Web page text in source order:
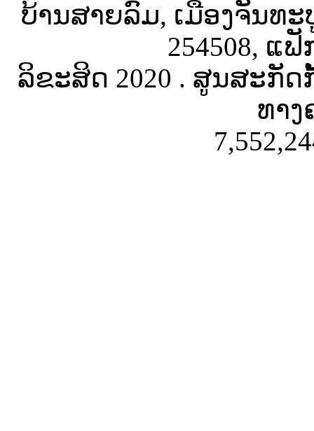
ບ້ານສາຍລົມ, ເມືອງຈັນທະ
254508, ແຟັ
ລິຂະສິດ 2020 . ສູນສະກັ
ທາງ